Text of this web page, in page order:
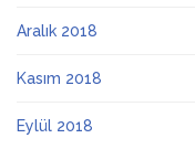
Aralık 2018
Kasım 2018
Eylül 2018